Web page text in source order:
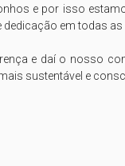
e por isso
em todas as
e daí o nosso
sustentável e